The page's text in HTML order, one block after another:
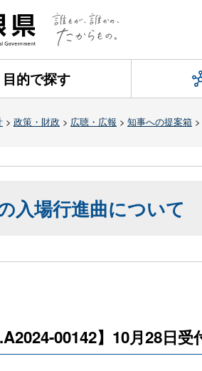
目的で探す
> 政策・財政 > 広聴・広報 > 知事への提案箱 >
入場行進曲について
00142】10月28日受